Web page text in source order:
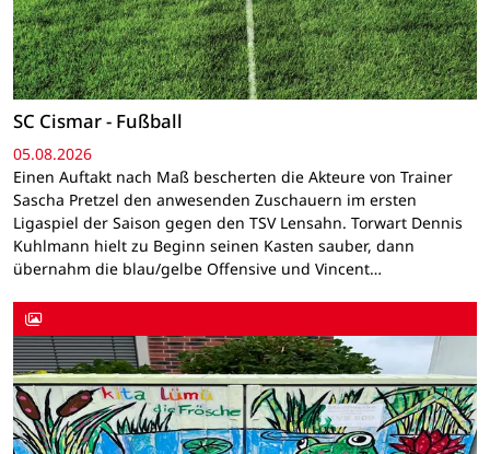
SC Cismar - Fußball
05.08.2026
Einen Auftakt nach Maß bescherten die Akteure von Trainer
Sascha Pretzel den anwesenden Zuschauern im ersten
Ligaspiel der Saison gegen den TSV Lensahn. Torwart Dennis
Kuhlmann hielt zu Beginn seinen Kasten sauber, dann
übernahm die blau/gelbe Offensive und Vincent…